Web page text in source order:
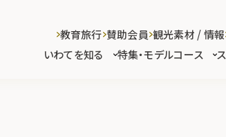
いわてを知る 特集・モデルコース
教育旅行 賛助会員 観光素材 / 情報